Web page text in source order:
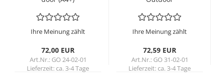
Ihre Meinung zählt
72,00 EUR
Art.Nr.: GO 24-02-01
Lieferzeit:ca. 3-4 Tage
Ihre Meinung zählt
72,59 EUR
Art.Nr.: GO 31-02-01
Lieferzeit:ca. 3-4 Tage